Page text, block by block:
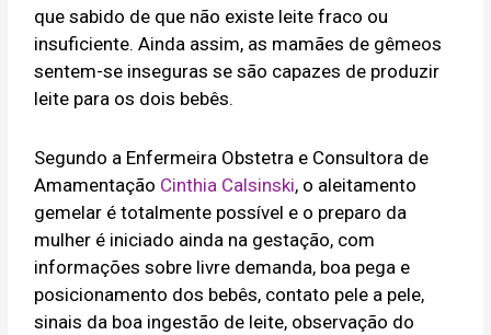
que sabido de que não existe leite fraco ou
insuficiente. Ainda assim, as mamães de gêmeos
sentem-se inseguras se são capazes de produzir
leite para os dois bebês.
Segundo a Enfermeira Obstetra e Consultora de
Amamentação Cinthia Calsinski, o aleitamento
gemelar é totalmente possível e o preparo da
mulher é iniciado ainda na gestação, com
informações sobre livre demanda, boa pega e
posicionamento dos bebês, contato pele a pele,
sinais da boa ingestão de leite, observação do